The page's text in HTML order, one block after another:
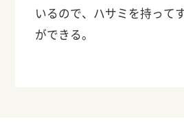
いるので、ハサミを持って
ができる。